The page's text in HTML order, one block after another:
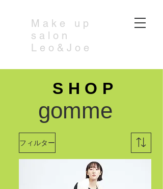
​Make up
salon
Leo&Joe
SHOP
​gomme
フィルター